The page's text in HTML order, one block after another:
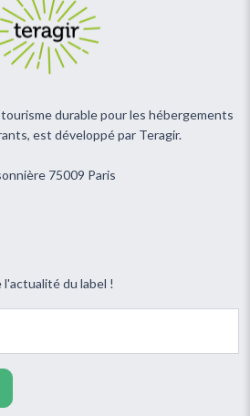
durable pour les hébergements
est développé par Teragir.
75009 Paris
du label !